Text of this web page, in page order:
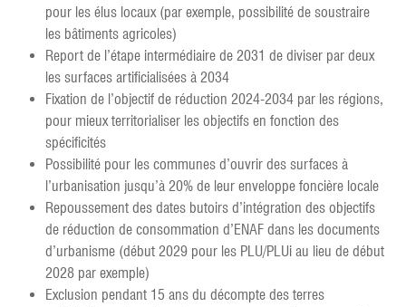
pour les élus locaux (par exemple, possibilité de soustraire
les bâtiments agricoles)
Report de l’étape intermédiaire de 2031 de diviser par deux
les surfaces artificialisées à 2034
Fixation de l’objectif de réduction 2024-2034 par les régions,
pour mieux territorialiser les objectifs en fonction des
spécificités
Possibilité pour les communes d’ouvrir des surfaces à
l’urbanisation jusqu’à 20% de leur enveloppe foncière locale
Repoussement des dates butoirs d’intégration des objectifs
de réduction de consommation d’ENAF dans les documents
d’urbanisme (début 2029 pour les PLU/PLUi au lieu de début
2028 par exemple)
Exclusion pendant 15 ans du décompte des terres